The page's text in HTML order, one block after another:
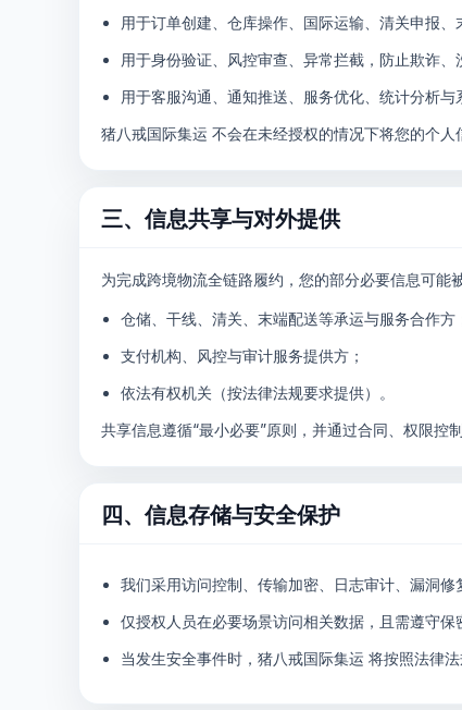
用于订单创建、仓库操作、国际运输、清关申报、
用于身份验证、风控审查、异常拦截，防止欺诈、
用于客服沟通、通知推送、服务优化、统计分析与
猪八戒国际集运 不会在未经授权的情况下将您的个人
三、信息共享与对外提供
为完成跨境物流全链路履约，您的部分必要信息可能
仓储、干线、清关、末端配送等承运与服务合作方
支付机构、风控与审计服务提供方；
依法有权机关（按法律法规要求提供）。
共享信息遵循“最小必要”原则，并通过合同、权限控
四、信息存储与安全保护
我们采用访问控制、传输加密、日志审计、漏洞修
仅授权人员在必要场景访问相关数据，且需遵守保
当发生安全事件时，猪八戒国际集运 将按照法律法